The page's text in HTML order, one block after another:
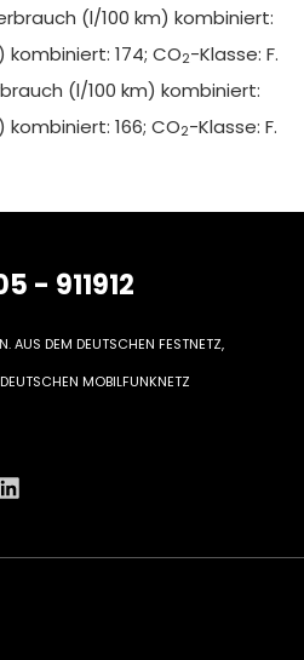
(l/100 km) kombiniert:
174; CO2-Klasse: F.
(l/100 km) kombiniert:
166; CO2-Klasse: F.
- 911912
DEM DEUTSCHEN FESTNETZ,
MOBILFUNKNETZ